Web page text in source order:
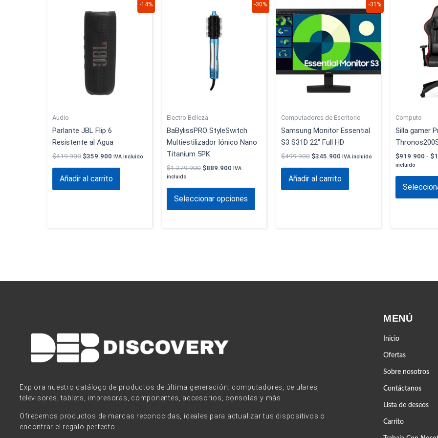
-14%
Audio
Parlante JBL Flip 6
Resistente al Agua
$419.900
precio
original
$419.900.
$359.900
precio
actual
IVA incluido
Añadir al carrito
-30%
Electro Belleza
BaBylissPRO StyleSwitch
Multiestilizador Iónico Nano
Titanium 5PK
$1.279.900
precio
original
era:
$1.279.900.
$889.900 IVA
incluido
Seleccionar opciones
Este
producto
múltiples
variantes.
opciones
página
producto
-31%
Computadores de Escritorio
Samsung Monitor Essential
S3 S31D 22″ Full HD
$499.900
precio
original
$499.900.
$345.900
precio
es:
$345.900.
IVA incluido
Añadir al carrito
Computo
Silla gamer
$919.900 - $
incluido
Explora nuestro catálogo de productos de última generación: computadores, celulares,
televisores, tablets, impresoras, componentes, accesorios, consolas y más.
Ofrecemos productos de marcas reconocidas, ideales para actualizar tus dispositivos o
encontrar el regalo perfecto.
MENÚ
Inicio
Ofertas
Sobre nosotros
Contáctanos
Lista de deseos
Carrito